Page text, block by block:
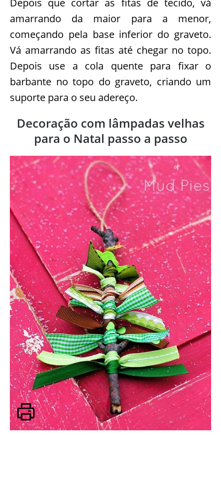
Depois que cortar as fitas de tecido, vá
amarrando da maior para a menor,
começando pela base inferior do graveto.
Vá amarrando as fitas até chegar no topo.
Depois use a cola quente para fixar o
barbante no topo do graveto, criando um
suporte para o seu adereço.
Decoração com lâmpadas velhas
para o Natal passo a passo